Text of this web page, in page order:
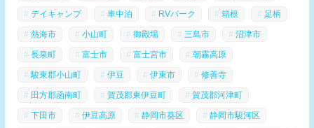
デイキャンプ 車中泊 RVパーク 箱根 足柄
熱海市 小山町 御殿場 三島市 沼津市
長泉町 富士市 富士宮市 朝霧高原
駿東郡小山町 伊豆 伊東市 修善寺
田方郡函南町 賀茂郡東伊豆町 賀茂郡河津町
下田市 伊豆高原 静岡市葵区 静岡市駿河区